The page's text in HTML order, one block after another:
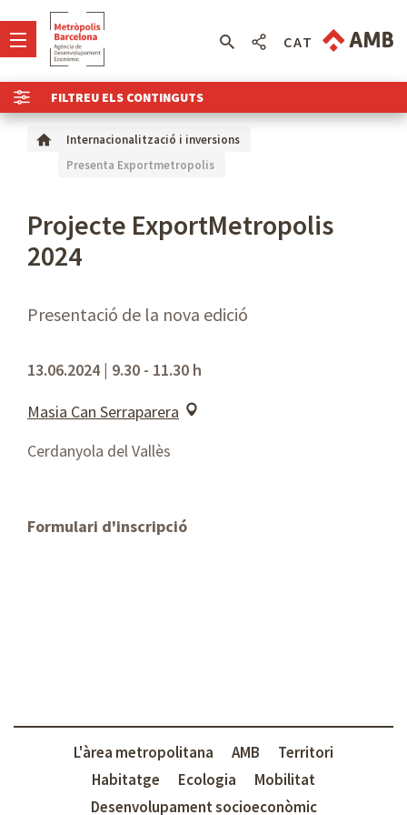
FILTREU ELS CONTINGUTS
CAT
Internacionalització i inversions
Presenta Exportmetropolis
Projecte ExportMetropolis
2024
Presentació de la nova edició
13.06.2024 | 9.30 - 11.30 h
Masia Can Serraparera
Cerdanyola del Vallès
Formulari d'inscripció
L'àrea metropolitana AMB
Territori
Habitatge
Ecologia
Mobilitat
Desenvolupament socioeconòmic